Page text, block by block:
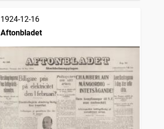
1924-12-16
Aftonbladet